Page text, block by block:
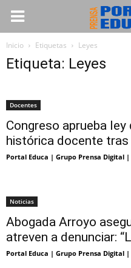
Inicio Etiquetas Leyes
Etiqueta: Leyes
Docentes
Congreso aprueba
histórica docente tras
Portal Educa | Grupo Prensa Digital |
Noticias
Abogada Arroyo
atreven a denunciar:
Portal Educa | Grupo Prensa Digital |